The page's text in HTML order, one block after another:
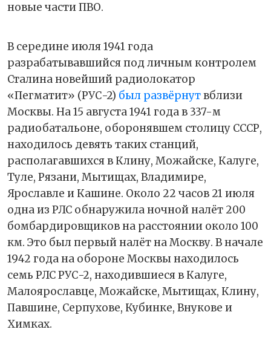
новые части ПВО.
В середине июля 1941 года
разрабатывавшийся под личным контролем
Сталина новейший радиолокатор
«Пегматит» (РУС-2) был развёрнутвблизи
Москвы. На 15 августа 1941 года в 337-м
радиобатальоне, оборонявшем столицу СССР,
находилось девять таких станций,
располагавшихся в Клину, Можайске, Калуге,
Туле, Рязани, Мытищах, Владимире,
Ярославле и Кашине. Около 22 часов 21 июля
одна из РЛС обнаружила ночной налёт 200
бомбардировщиков на расстоянии около 100
км. Это был первый налёт на Москву. В начале
1942 года на обороне Москвы находилось
семь РЛС РУС-2, находившиеся в Калуге,
Малоярославце, Можайске, Мытищах, Клину,
Павшине, Серпухове, Кубинке, Внукове и
Химках.